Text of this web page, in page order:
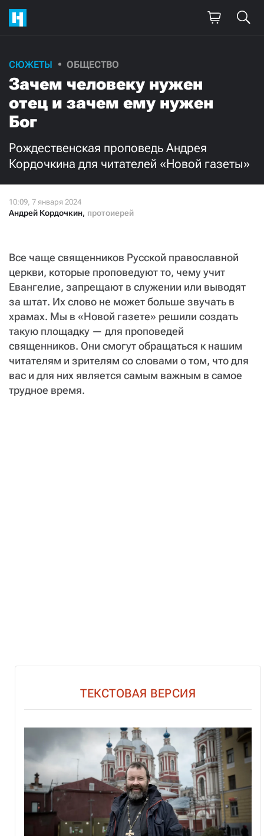
СЮЖЕТЫ ОБЩЕСТВО
Зачем человеку нужен
отец и зачем ему нужен
Бог
Рождественская проповедь Андрея
Кордочкина для читателей «Новой газеты»
Андрей Кордочкин, протоиерей
Все чаще священников Русской православной
церкви, которые проповедуют то, чему учит
Евангелие, запрещают в служении или выводят
за штат. Их слово не может больше звучать в
храмах. Мы в «Новой газете» решили создать
такую площадку — для проповедей
священников. Они смогут обращаться к нашим
читателям и зрителям со словами о том, что для
вас и для них является самым важным в самое
трудное время.
ТЕКСТОВАЯ ВЕРСИЯ